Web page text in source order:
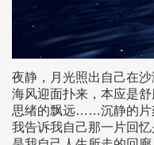
夜静，月光照出自己在沙
海风迎面扑来，本应是舒
思绪的飘远……沉静的片
我告诉我自己那一片回忆